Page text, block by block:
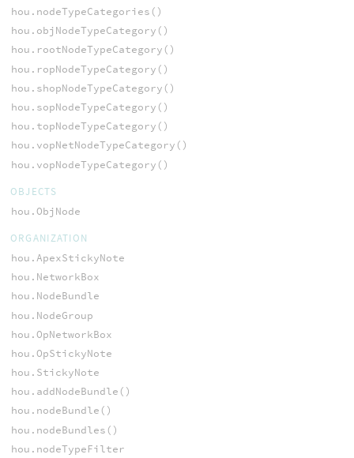
hou.nodeTypeCategories()
hou.objNodeTypeCategory()
hou.rootNodeTypeCategory()
hou.ropNodeTypeCategory()
hou.shopNodeTypeCategory()
hou.sopNodeTypeCategory()
hou.topNodeTypeCategory()
hou.vopNetNodeTypeCategory()
hou.vopNodeTypeCategory()
OBJECTS
hou.ObjNode
ORGANIZATION
hou.ApexStickyNote
hou.NetworkBox
hou.NodeBundle
hou.NodeGroup
hou.OpNetworkBox
hou.OpStickyNote
hou.StickyNote
hou.addNodeBundle()
hou.nodeBundle()
hou.nodeBundles()
hou.nodeTypeFilter